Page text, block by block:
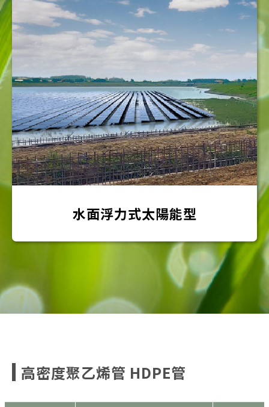
水面浮力式太陽能型
高密度聚乙烯管 HDPE管
旭硝子(印尼)發電廠
台塑仁武公用廠輸水管工程 高雄
龍巖集團
龍巖墓園-光之殿堂(土葬